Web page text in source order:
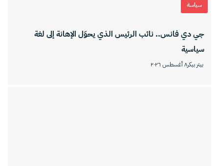
سياسة
جي دي فانس.. نائب الرئيس الذي يحوّل الإهانة إلى لغة
سياسية
بيتر بيكر٨ أغسطس ٢٠٢٦